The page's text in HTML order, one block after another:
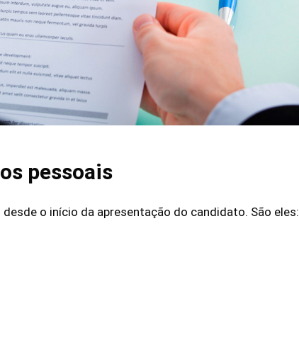
pessoais
o início da apresentação do candidato. São eles: